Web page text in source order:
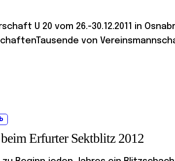
U 20 vom 26.-30.12.2011 in
von
Erfurter Sektblitz 2012